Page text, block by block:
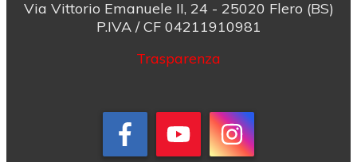
Via Vittorio Emanuele II, 24 - 25020 Flero (BS)
P.IVA / CF 04211910981
Trasparenza